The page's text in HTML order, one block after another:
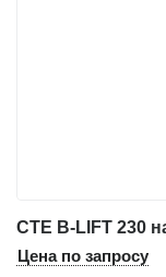
CTE B-LIFT 230
Цена по запросу